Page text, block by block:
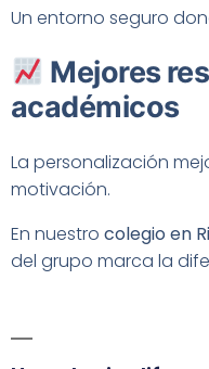
Un entorno seguro
Mejores
académicos
La personalización
motivación.
En nuestro colegio en
del grupo marca la